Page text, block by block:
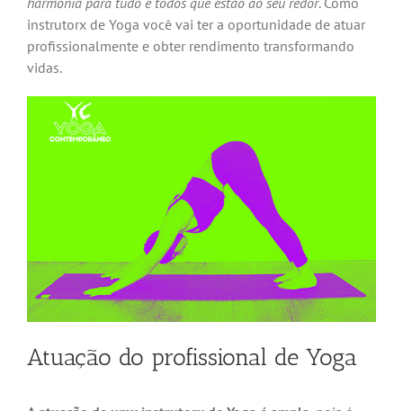
instrutorx de Yoga você vai ter a oportunidade de atuar
profissionalmente e obter rendimento transformando
vidas.
Atuação do profissional de Yoga